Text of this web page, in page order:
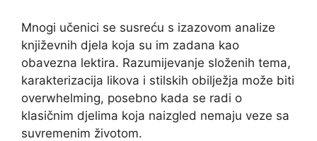
Mnogi učenici se susreću s izazovom analize
književnih djela koja su im zadana kao
obavezna lektira. Razumijevanje složenih tema,
karakterizacija likova i stilskih obilježja može biti
overwhelming, posebno kada se radi o
klasičnim djelima koja naizgled nemaju veze sa
suvremenim životom.